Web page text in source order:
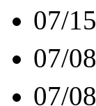
07/15
07/08
07/08